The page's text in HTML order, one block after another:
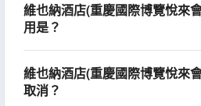
維也納酒店(重慶國際博覽悅來
用是？
維也納酒店(重慶國際博覽悅來
取消？